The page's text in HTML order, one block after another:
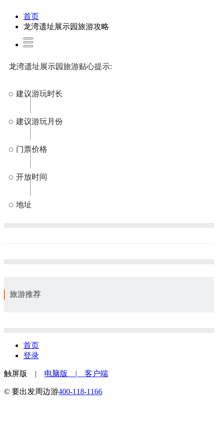
首页
龙湾遗址展示园旅游攻略
龙湾遗址展示园旅游贴心提示:
建议游玩时长
建议游玩月份
门票价格
开放时间
地址
旅游推荐
首页
登录
触屏版 | 电脑版 | 客户端
© 要出发周边游400-118-1166